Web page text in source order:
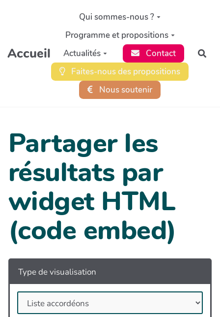
Aller au contenu principal
Accueil
Qui sommes-nous ?
Programme et propositions
Actualités
Contact
Faites-nous des propositions
Nous soutenir
Partager les
résultats par
widget HTML
(code embed)
Type de visualisation